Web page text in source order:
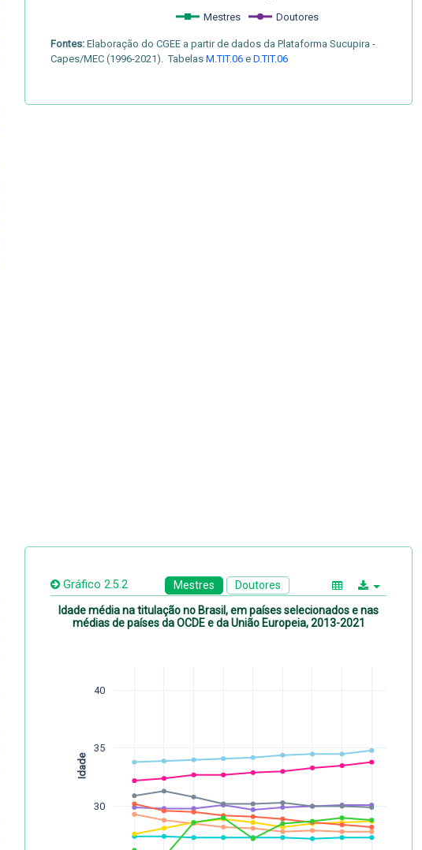
Mestres Doutores
Fontes: Elaboração do CGEE a partir de dados da Plataforma Sucupira -
Capes/MEC (1996-2021). Tabelas M.TIT.06 e D.TIT.06
Gráfico 2.5.2 Mestres Doutores
Idade média na titulação no Brasil, em países selecionados e nas
médias de países da OCDE e da União Europeia, 2013-2021
30
35
40
Idade